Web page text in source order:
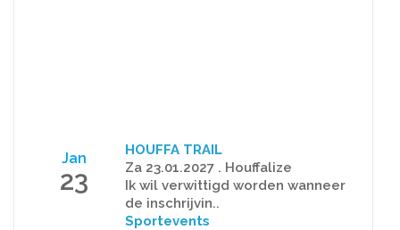
Jan
23
HOUFFA TRAIL
Za 23.01.2027 . Houffalize
Ik wil verwittigd worden wanneer
de inschrijvin..
Sportevents